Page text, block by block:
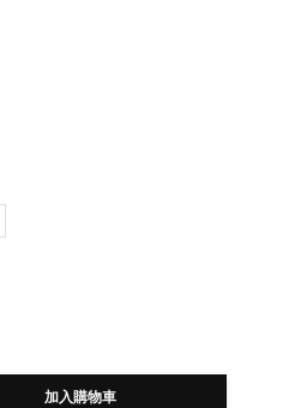
加入購物車